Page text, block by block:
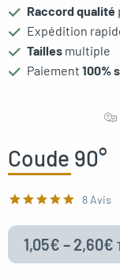
Raccord qualité
Expédition
Taillesmultiple
Paiement 100%
Coude 90°
8 Avis
1,05€ – 2,60€
menu
menu
menu